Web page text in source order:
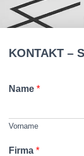
KONTAKT –
Name *
Vorname
Firma *